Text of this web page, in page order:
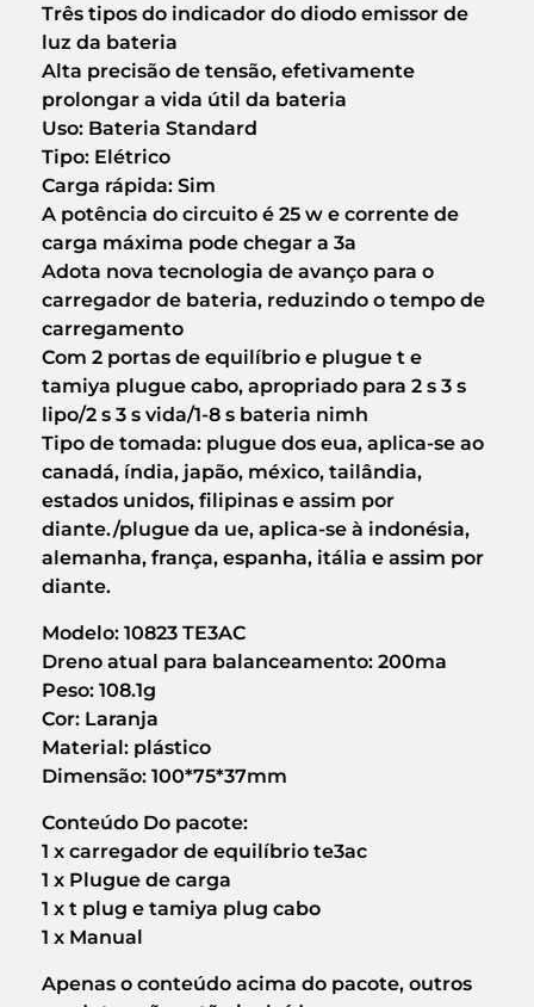
Três tipos do indicador do diodo emissor de
luz da bateria
Alta precisão de tensão, efetivamente
prolongar a vida útil da bateria
Uso: Bateria Standard
Tipo: Elétrico
Carga rápida: Sim
A potência do circuito é 25 w e corrente de
carga máxima pode chegar a 3a
Adota nova tecnologia de avanço para o
carregador de bateria, reduzindo o tempo de
carregamento
Com 2 portas de equilíbrio e plugue t e
tamiya plugue cabo, apropriado para 2 s 3 s
lipo/2 s 3 s vida/1-8 s bateria nimh
Tipo de tomada: plugue dos eua, aplica-se ao
canadá, índia, japão, méxico, tailândia,
estados unidos, filipinas e assim por
diante./plugue da ue, aplica-se à indonésia,
alemanha, frança, espanha, itália e assim por
diante.
Modelo: 10823 TE3AC
Dreno atual para balanceamento: 200ma
Peso: 108.1g
Cor: Laranja
Material: plástico
Dimensão: 100*75*37mm
Conteúdo Do pacote:
1 x carregador de equilíbrio te3ac
1 x Plugue de carga
1 x t plug e tamiya plug cabo
1 x Manual
Apenas o conteúdo acima do pacote, outros